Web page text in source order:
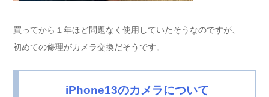
買ってから１年ほど問題なく使用していたそうなのですが、
初めての修理がカメラ交換だそうです。
iPhone13のカメラについて